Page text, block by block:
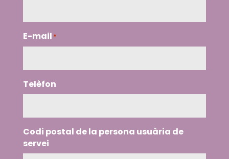
E-mail *
Telèfon
Codi postal de la persona usuària de
servei